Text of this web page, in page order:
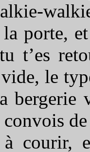
porte,
t’es
le
à courir,